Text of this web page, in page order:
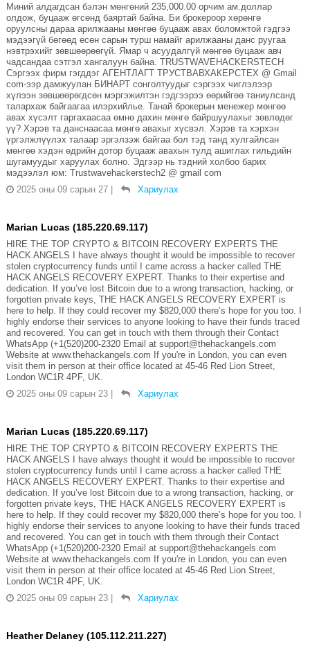
Миний алдагдсан бэлэн мөнгөний 235,000.00 орчим ам.доллар
олдож, буцааж өгсөнд баяртай байна. Би брокероор хөрөнгө
оруулсны дараа арилжааны мөнгөө буцааж авах боломжтой гэдгээ
мэдээгүй бөгөөд есөн сарын турш намайг арилжааны данс руугаа
нэвтрэхийг зөвшөөрөөгүй. Ямар ч асуудалгүй мөнгөө буцааж авч
чадсандаа сэтгэл хангалуун байна. TRUSTWAVEHACKERSTECH
Сэргээх фирм гэгддэг АГЕНТЛАГТ ТРУСТВАВХАКЕРСТЕХ @ Gmail
com-ээр дамжуулан БИНАРТ сонголтуудыг сэргээх чиглэлээр
хүлээн зөвшөөрөгдсөн мэргэжилтэн гэдгээрээ өөрийгөө таниулсанд
талархаж байгаагаа илэрхийлье. Танай брокерын менежер мөнгөө
авах хүсэлт гаргахаасаа өмнө дахин мөнгө байршуулахыг зөвлөдөг
үү? Хэрэв та данснаасаа мөнгө авахыг хүсвэл. Хэрэв та хэрхэн
үргэлжлүүлэх талаар эргэлзэж байгаа бол тэд танд хулгайлсан
мөнгөө хэдэн өдрийн дотор буцааж авахын тулд ашиглах гильдийн
шугамуудыг харуулах болно. Эдгээр нь тэдний холбоо барих
мэдээлэл юм: Trustwavehackerstech2 @ gmail com
2025 оны 09 сарын 27 | Хариулах
Marian Lucas (185.220.69.117)
HIRE THE TOP CRYPTO & BITCOIN RECOVERY EXPERTS THE
HACK ANGELS I have always thought it would be impossible to recover
stolen cryptocurrency funds until I came across a hacker called THE
HACK ANGELS RECOVERY EXPERT. Thanks to their expertise and
dedication. If you’ve lost Bitcoin due to a wrong transaction, hacking, or
forgotten private keys, THE HACK ANGELS RECOVERY EXPERT is
here to help. If they could recover my $820,000 there’s hope for you too. I
highly endorse their services to anyone looking to have their funds traced
and recovered. You can get in touch with them through their Contact
WhatsApp (+1(520)200-2320 Email at support@thehackangels.com
Website at www.thehackangels.com If you're in London, you can even
visit them in person at their office located at 45-46 Red Lion Street,
London WC1R 4PF, UK.
2025 оны 09 сарын 23 | Хариулах
Marian Lucas (185.220.69.117)
HIRE THE TOP CRYPTO & BITCOIN RECOVERY EXPERTS THE
HACK ANGELS I have always thought it would be impossible to recover
stolen cryptocurrency funds until I came across a hacker called THE
HACK ANGELS RECOVERY EXPERT. Thanks to their expertise and
dedication. If you’ve lost Bitcoin due to a wrong transaction, hacking, or
forgotten private keys, THE HACK ANGELS RECOVERY EXPERT is
here to help. If they could recover my $820,000 there’s hope for you too. I
highly endorse their services to anyone looking to have their funds traced
and recovered. You can get in touch with them through their Contact
WhatsApp (+1(520)200-2320 Email at support@thehackangels.com
Website at www.thehackangels.com If you're in London, you can even
visit them in person at their office located at 45-46 Red Lion Street,
London WC1R 4PF, UK.
2025 оны 09 сарын 23 | Хариулах
Heather Delaney (105.112.211.227)